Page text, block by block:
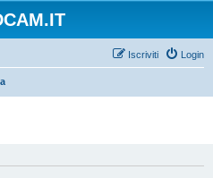
Login
Iscriviti